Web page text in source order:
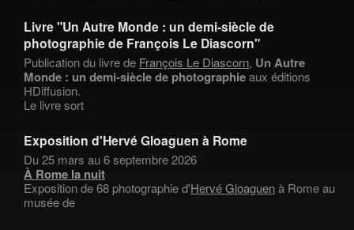
Livre "Un Autre Monde : un demi-siècle de
photographie de François Le Diascorn"
Publication du livre de François Le Diascorn, Un Autre
Monde : un demi-siècle de photographieaux éditions
HDiffusion.
Le livre sort
Exposition d'Hervé Gloaguen à Rome
Du 25 mars au 6 septembre 2026
À Rome la nuit
Exposition de 68 photographie d'Hervé Gloaguenà Rome au
musée de